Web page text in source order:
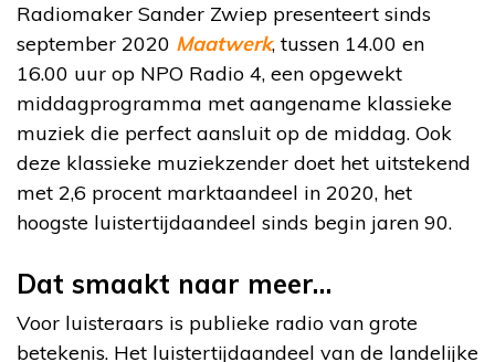
Radiomaker Sander Zwiep presenteert sinds
september 2020 Maatwerk, tussen 14.00 en
16.00 uur op NPO Radio 4, een opgewekt
middagprogramma met aangename klassieke
muziek die perfect aansluit op de middag. Ook
deze klassieke muziekzender doet het uitstekend
met 2,6 procent marktaandeel in 2020, het
hoogste luistertijdaandeel sinds begin jaren 90.
Dat smaakt naar meer…
Voor luisteraars is publieke radio van grote
betekenis. Het luistertijdaandeel van de landelijke